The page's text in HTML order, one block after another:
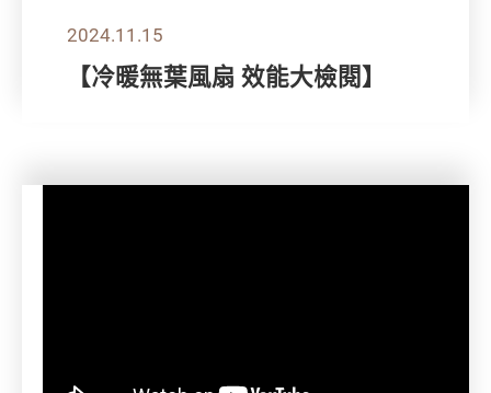
2024.11.15
【冷暖無葉風扇 效能大檢閱】